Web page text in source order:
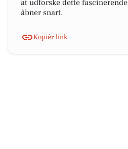
at udforske dette
åbner snart.
Kopiér link